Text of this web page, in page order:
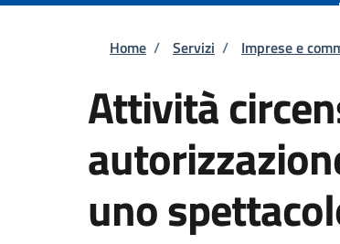
Briciole di
Home / Servizi / Imprese e
Attività
uno